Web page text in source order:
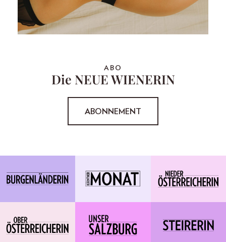
ABO
Die NEUE WIENERIN
ABONNEMENT